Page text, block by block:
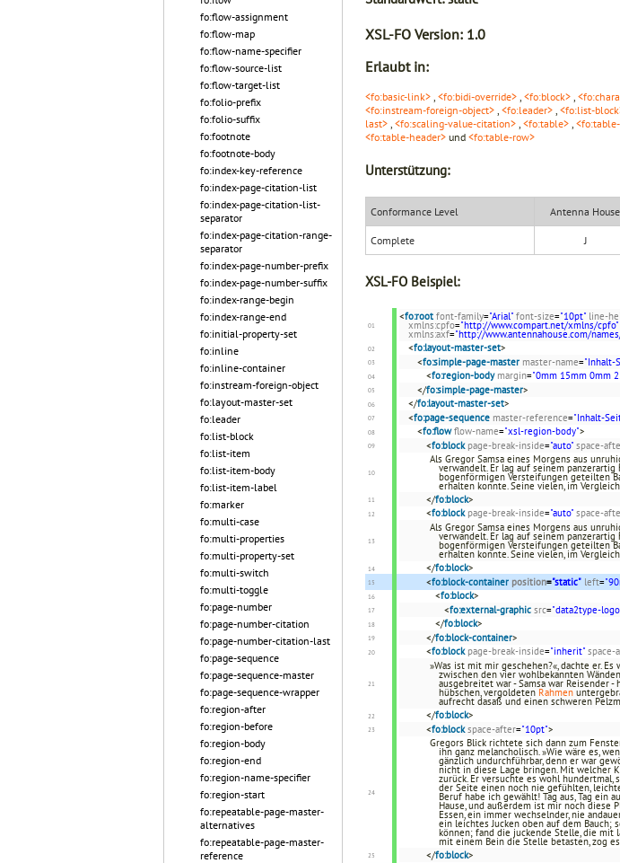
fo:flow-assignment
fo:flow-map
fo:flow-name-specifier
fo:flow-source-list
fo:flow-target-list
fo:folio-prefix
fo:folio-suffix
fo:footnote
fo:footnote-body
fo:index-key-reference
fo:index-page-citation-list
fo:index-page-citation-list-
separator
fo:index-page-citation-range-
separator
fo:index-page-number-prefix
fo:index-page-number-suffix
fo:index-range-begin
fo:index-range-end
fo:initial-property-set
fo:inline
fo:inline-container
fo:instream-foreign-object
fo:layout-master-set
fo:leader
fo:list-block
fo:list-item
fo:list-item-body
fo:list-item-label
fo:marker
fo:multi-case
fo:multi-properties
fo:multi-property-set
fo:multi-switch
fo:multi-toggle
fo:page-number
fo:page-number-citation
fo:page-number-citation-last
fo:page-sequence
fo:page-sequence-master
fo:page-sequence-wrapper
fo:region-after
fo:region-before
fo:region-body
fo:region-end
fo:region-name-specifier
fo:region-start
fo:repeatable-page-master-
alternatives
fo:repeatable-page-master-
reference
XSL-FO Version: 1.0
Erlaubt in:
<fo:basic-link> , <fo:bidi-override> , <fo:block> ,
<fo:instream-foreign-object> , <fo:leader> , <fo:list-
last> , <fo:scaling-value-citation> , <fo:table> ,
<fo:table-header> und <fo:table-row>
Unterstützung:
Conformance Level Antenna House
Complete J
XSL-FO Beispiel:
<fo:root font-family="Arial" font-size="10pt" line-
xmlns:cpfo="http://www.compart.net/xmlns/cpfo"
xmlns:axf="http://www.antennahouse.com/
<fo:layout-master-set>
<fo:simple-page-master master-name="Inhalt-
<fo:region-body margin="0mm 15mm 0mm
</fo:simple-page-master>
</fo:layout-master-set>
<fo:page-sequence master-reference="Inhalt-
<fo:flow flow-name="xsl-region-body">
<fo:block page-break-inside="auto" space-
Als Gregor Samsa eines Morgens aus
verwandelt. Er lag auf seinem
bogenförmigen Versteifungen geteilten
erhalten konnte. Seine vielen, im
</fo:block>
<fo:block page-break-inside="auto" space-
Als Gregor Samsa eines Morgens aus
verwandelt. Er lag auf seinem
bogenförmigen Versteifungen geteilten
erhalten konnte. Seine vielen, im
</fo:block>
<fo:block-container position="static" left=
<fo:block>
<fo:external-graphic src="data2type-
</fo:block>
</fo:block-container>
<fo:block page-break-inside="inherit" space-
»Was ist mit mir geschehen?«, dachte er.
zwischen den vier wohlbekannten
ausgebreitet war - Samsa war Reisender
hübschen, vergoldeten Rahmen
aufrecht dasaß und einen schweren
</fo:block>
<fo:block space-after="10pt">
Gregors Blick richtete sich dann zum
ihn ganz melancholisch. »Wie wäre es,
gänzlich undurchführbar, denn er war
nicht in diese Lage bringen. Mit welcher
zurück. Er versuchte es wohl
der Seite einen noch nie gefühlten,
Beruf habe ich gewählt! Tag aus, Tag ein
Hause, und außerdem ist mir noch diese
Essen, ein immer wechselnder, nie
ein leichtes Jucken oben auf dem Bauch;
können; fand die juckende Stelle, die
mit einem Bein die Stelle betasten, zog
</fo:block>